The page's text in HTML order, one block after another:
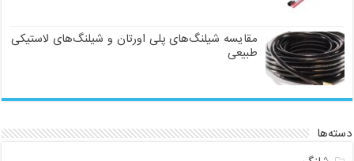
مقایسه شیلنگ‌های پلی اورتان و شیلنگ‌های لاستیکی
طبیعی
دسته‌ها